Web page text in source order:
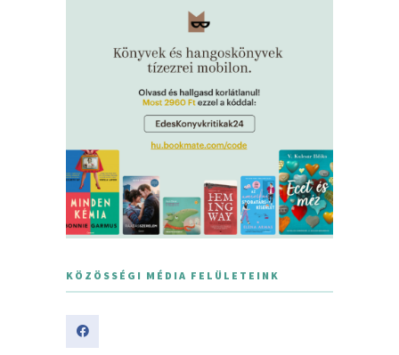
KÖZÖSSÉGI MÉDIA FELÜLETEINK